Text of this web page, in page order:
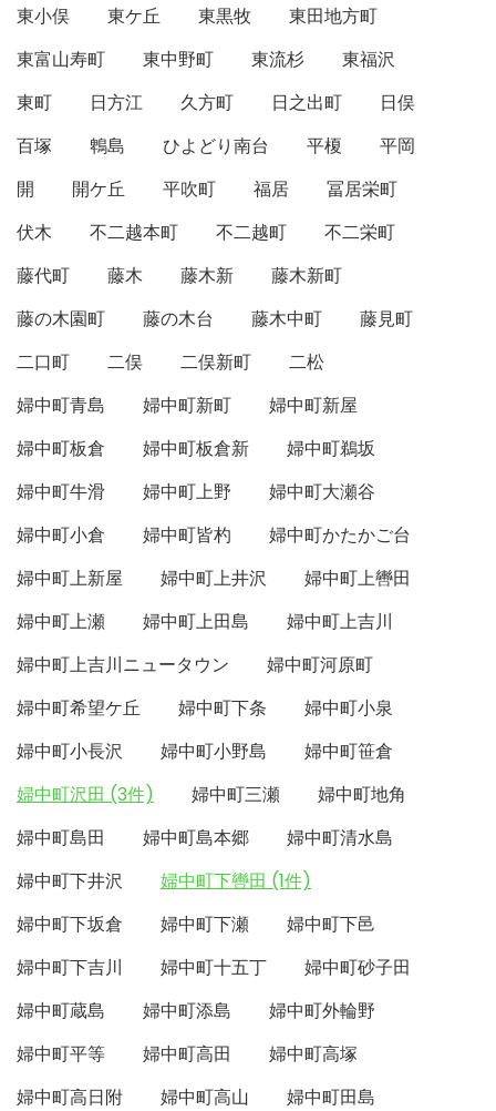
東小俣 東ケ丘 東黒牧
東田地方町
東富山寿町
東中野町 東流杉
東福沢
東町
日方江 久方町 日之出町
日俣
百塚
鵯島 ひよどり南台 平榎
平岡
開
開ケ丘 平吹町 福居
冨居栄町
伏木
不二越本町 不二越町
不二栄町
藤代町
藤木 藤木新
藤木新町
藤の木園町
藤の木台 藤木中町
藤見町
二口町
二俣 二俣新町
二松
婦中町青島
婦中町新町
婦中町新屋
婦中町板倉
婦中町板倉新
婦中町鵜坂
婦中町牛滑
婦中町上野
婦中町大瀬谷
婦中町小倉
婦中町皆杓
婦中町かたかご台
婦中町上新屋
婦中町上井沢
婦中町上轡田
婦中町上瀬
婦中町上田島
婦中町上吉川
婦中町上吉川ニュータウン
婦中町河原町
婦中町希望ケ丘
婦中町下条
婦中町小泉
婦中町小長沢
婦中町小野島
婦中町笹倉
婦中町沢田 (3件)
婦中町三瀬
婦中町地角
婦中町島田
婦中町島本郷
婦中町清水島
婦中町下井沢
婦中町下轡田 (1件)
婦中町下坂倉
婦中町下瀬
婦中町下邑
婦中町下吉川
婦中町十五丁
婦中町砂子田
婦中町蔵島
婦中町添島
婦中町外輪野
婦中町平等
婦中町高田
婦中町高塚
婦中町高日附
婦中町高山
婦中町田島